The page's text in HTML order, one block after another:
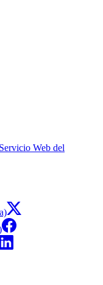
Servicio Web del